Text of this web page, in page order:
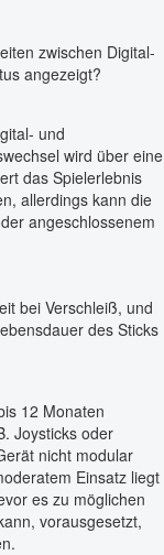
zwischen Digital-
angezeigt?
und
wird über eine
das Spielerlebnis
allerdings kann die
angeschlossenem
bei Verschleiß, und
des Sticks
12 Monaten
Joysticks oder
nicht modular
Einsatz liegt
es zu möglichen
vorausgesetzt,